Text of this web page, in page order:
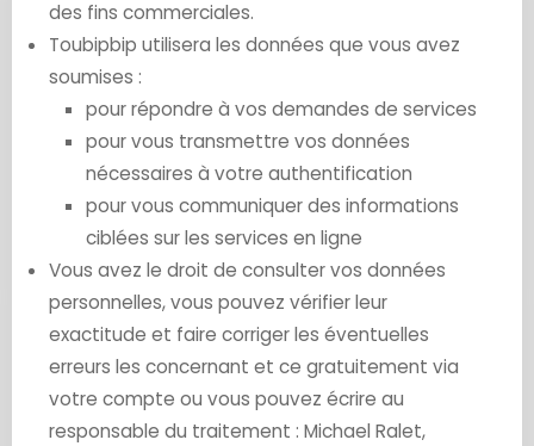
des fins commerciales.
Toubipbip utilisera les données que vous avez
soumises :
pour répondre à vos demandes de services
pour vous transmettre vos données
nécessaires à votre authentification
pour vous communiquer des informations
ciblées sur les services en ligne
Vous avez le droit de consulter vos données
personnelles, vous pouvez vérifier leur
exactitude et faire corriger les éventuelles
erreurs les concernant et ce gratuitement via
votre compte ou vous pouvez écrire au
responsable du traitement : Michael Ralet,